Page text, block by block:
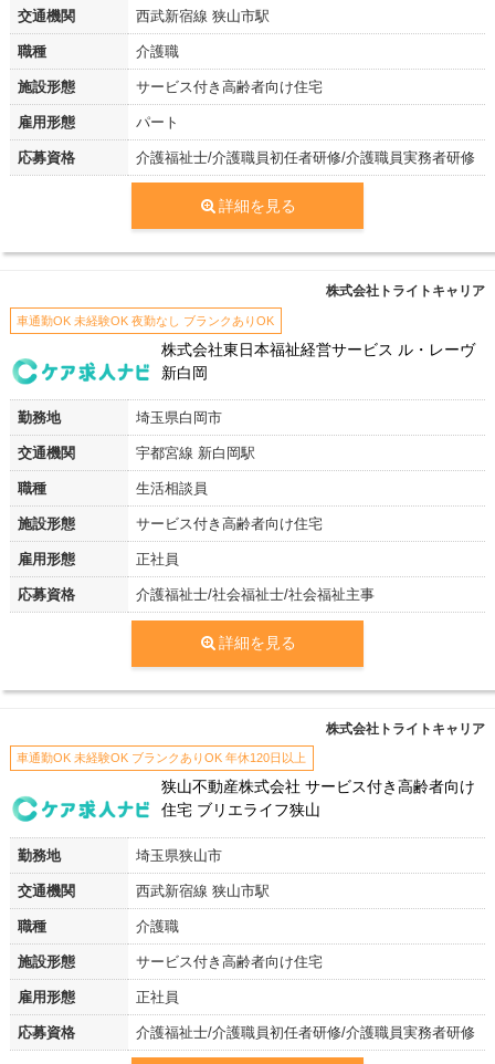
交通機関 西武新宿線 狭山市駅
職種 介護職
施設形態 サービス付き高齢者向け住宅
雇用形態 パート
応募資格 介護福祉士/介護職員初任者研修/介護職員実務者研修
詳細を見る
株式会社トライトキャリア
車通勤OK 未経験OK 夜勤なし ブランクありOK
株式会社東日本福祉経営サービス ル・レーヴ
新白岡
勤務地 埼玉県白岡市
交通機関 宇都宮線 新白岡駅
職種 生活相談員
施設形態 サービス付き高齢者向け住宅
雇用形態 正社員
応募資格 介護福祉士/社会福祉士/社会福祉主事
詳細を見る
株式会社トライトキャリア
車通勤OK 未経験OK ブランクありOK 年休120日以上
狭山不動産株式会社 サービス付き高齢者向け
住宅 ブリエライフ狭山
勤務地 埼玉県狭山市
交通機関 西武新宿線 狭山市駅
職種 介護職
施設形態 サービス付き高齢者向け住宅
雇用形態 正社員
応募資格 介護福祉士/介護職員初任者研修/介護職員実務者研修